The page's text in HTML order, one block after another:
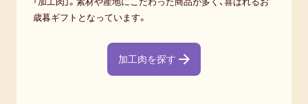
歳暮ギフトとなっています。
加工肉を探す